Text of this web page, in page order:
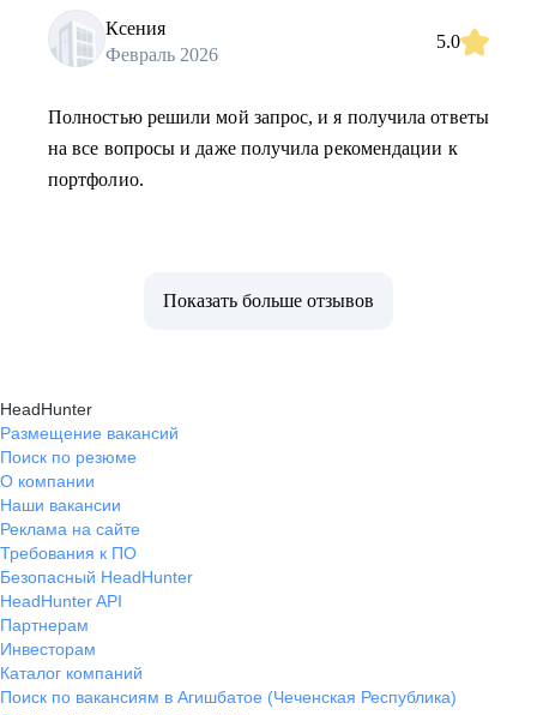
Ксения
Февраль 2026
5.0
Полностью решили мой запрос, и я получила ответы
на все вопросы и даже получила рекомендации к
портфолио.
Показать больше отзывов
HeadHunter
Размещение вакансий
Поиск по резюме
О компании
Наши вакансии
Реклама на сайте
Требования к ПО
Безопасный HeadHunter
HeadHunter API
Партнерам
Инвесторам
Каталог компаний
Поиск по вакансиям в Агишбатое (Чеченская Республика)